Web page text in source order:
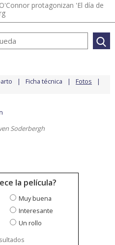
protagonizan 'El día de
Ficha técnica Fotos
Soderbergh
la película?
Muy buena
Interesante
Un rollo